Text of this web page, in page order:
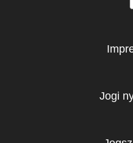
Jogi